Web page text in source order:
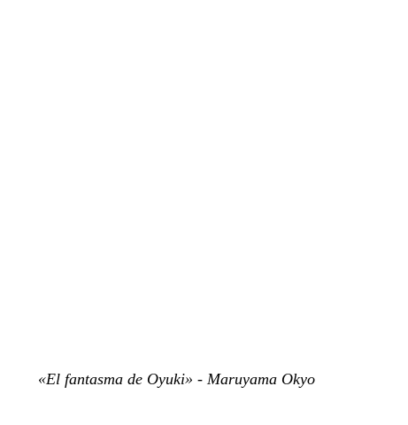
«El fantasma de Oyuki» - Maruyama Okyo